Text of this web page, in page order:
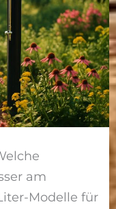
am
Modelle für